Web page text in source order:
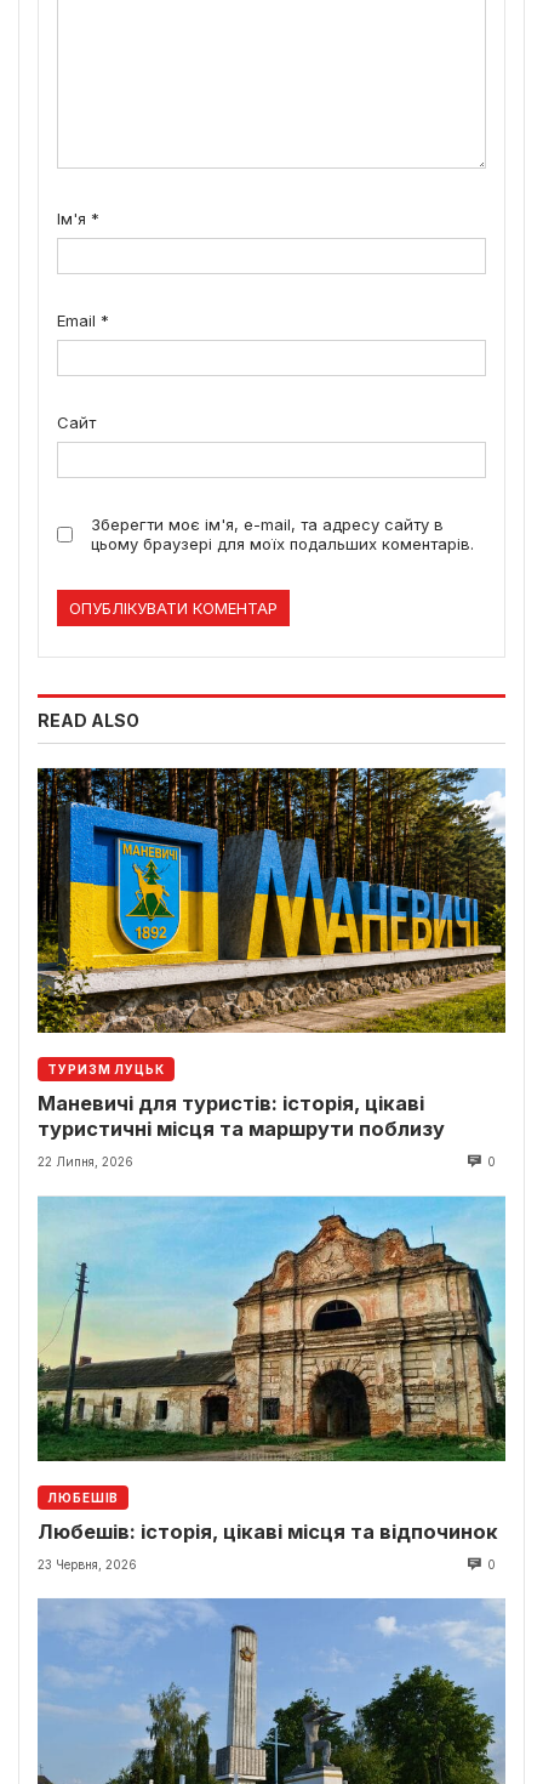
Ім'я *
Email *
Сайт
Зберегти моє ім'я, e-mail, та адресу сайту в
цьому браузері для моїх подальших коментарів.
READ ALSO
ТУРИЗМ ЛУЦЬК
Маневичі для туристів: історія, цікаві
туристичні місця та маршрути поблизу
22 Липня, 2026 0
ЛЮБЕШІВ
Любешів: історія, цікаві місця та відпочинок
23 Червня, 2026 0